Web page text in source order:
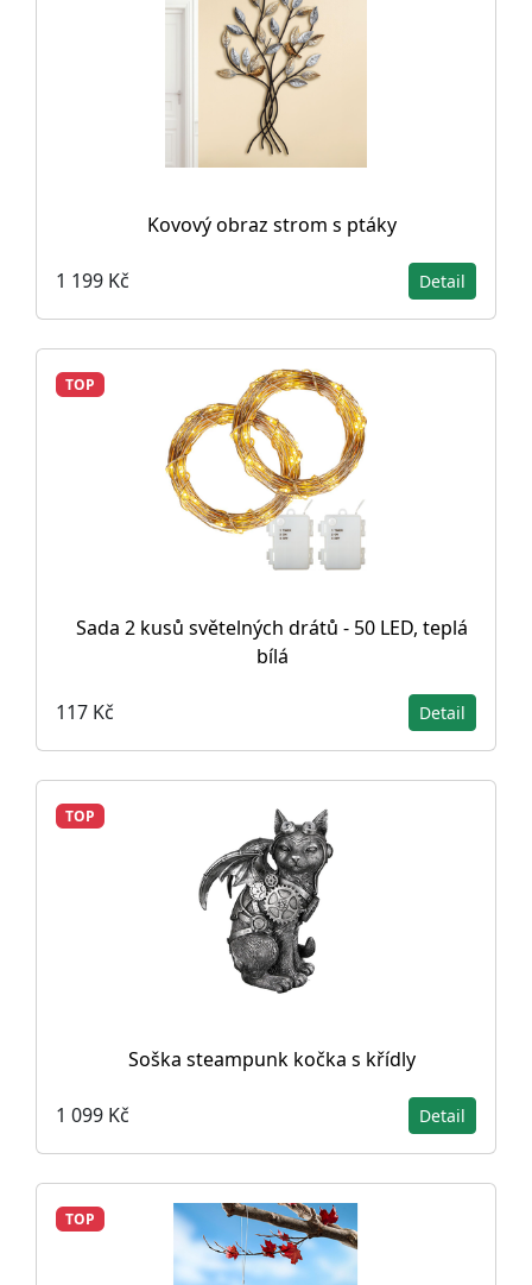
Kovový obraz strom s ptáky
1 199 Kč Detail
TOP
Sada 2 kusů světelných drátů - 50 LED, teplá
bílá
117 Kč Detail
TOP
Soška steampunk kočka s křídly
1 099 Kč Detail
TOP